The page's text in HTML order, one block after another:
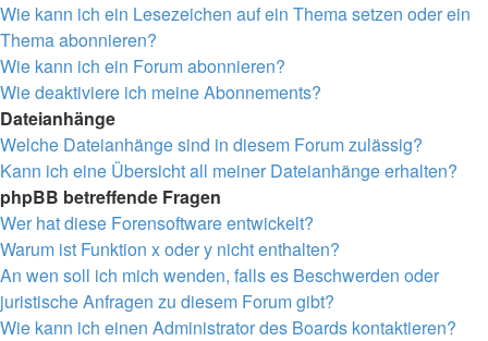
Wie kann ich ein Lesezeichen auf ein Thema setzen oder ein
Thema abonnieren?
Wie kann ich ein Forum abonnieren?
Wie deaktiviere ich meine Abonnements?
Dateianhänge
Welche Dateianhänge sind in diesem Forum zulässig?
Kann ich eine Übersicht all meiner Dateianhänge erhalten?
phpBB betreffende Fragen
Wer hat diese Forensoftware entwickelt?
Warum ist Funktion x oder y nicht enthalten?
An wen soll ich mich wenden, falls es Beschwerden oder
juristische Anfragen zu diesem Forum gibt?
Wie kann ich einen Administrator des Boards kontaktieren?